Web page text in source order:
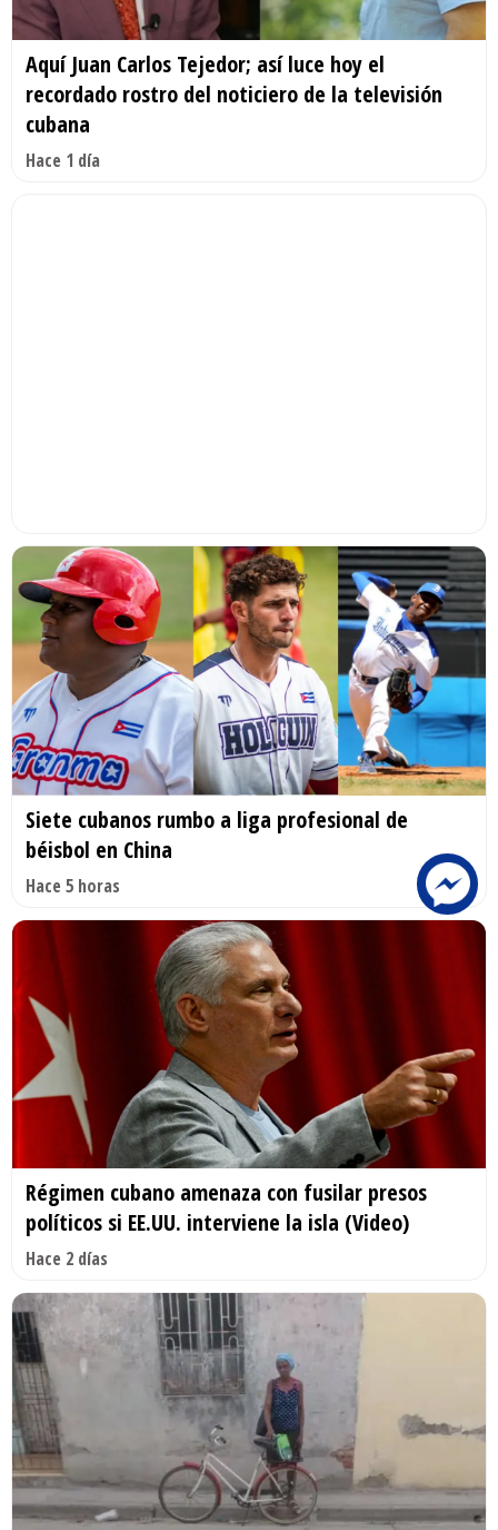
Aquí Juan Carlos Tejedor; así luce hoy el
recordado rostro del noticiero de la televisión
cubana
Hace 1 día
Siete cubanos rumbo a liga profesional de
béisbol en China
Hace 5 horas
Régimen cubano amenaza con fusilar presos
políticos si EE.UU. interviene la isla (Video)
Hace 2 días